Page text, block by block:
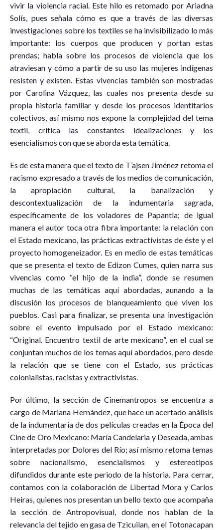
vivir la violencia racial. Este hilo es retomado por Ariadna
Solís, pues señala cómo es que a través de las diversas
investigaciones sobre los textiles se ha invisibilizado lo más
importante: los cuerpos que producen y portan estas
prendas; habla sobre los procesos de violencia que los
atraviesan y cómo a partir de su uso las mujeres indígenas
resisten y existen. Estas vivencias también son mostradas
por Carolina Vázquez, las cuales nos presenta desde su
propia historia familiar y desde los procesos identitarios
colectivos, así mismo nos expone la complejidad del tema
textil, critica las constantes idealizaciones y los
esencialismos con que se aborda esta temática.
Es de esta manera que el texto de T’ajsen Jiménez retoma el
racismo expresado a través de los medios de comunicación,
la apropiación cultural, la banalización y
descontextualización de la indumentaria sagrada,
específicamente de los voladores de Papantla; de igual
manera el autor toca otra fibra importante: la relación con
el Estado mexicano, las prácticas extractivistas de éste y el
proyecto homogeneizador. Es en medio de estas temáticas
que se presenta el texto de Edizon Cumes, quien narra sus
vivencias como “el hijo de la india”, donde se resumen
muchas de las temáticas aquí abordadas, aunando a la
discusión los procesos de blanqueamiento que viven los
pueblos. Casi para finalizar, se presenta una investigación
sobre el evento impulsado por el Estado mexicano:
“Original. Encuentro textil de arte mexicano”, en el cual se
conjuntan muchos de los temas aquí abordados, pero desde
la relación que se tiene con el Estado, sus prácticas
colonialistas, racistas y extractivistas.
Por último, la sección de Cinemantropos se encuentra a
cargo de Mariana Hernández, que hace un acertado análisis
de la indumentaria de dos películas creadas en la Época del
Cine de Oro Mexicano: María Candelaria y Deseada, ambas
interpretadas por Dolores del Río; así mismo retoma temas
sobre nacionalismo, esencialismos y estereotipos
difundidos durante este periodo de la historia. Para cerrar,
contamos con la colaboración de Libertad Mora y Carlos
Heiras, quienes nos presentan un bello texto que acompaña
la sección de Antropovisual, donde nos hablan de la
relevancia del tejido en gasa de Tzicuilan, en el Totonacapan